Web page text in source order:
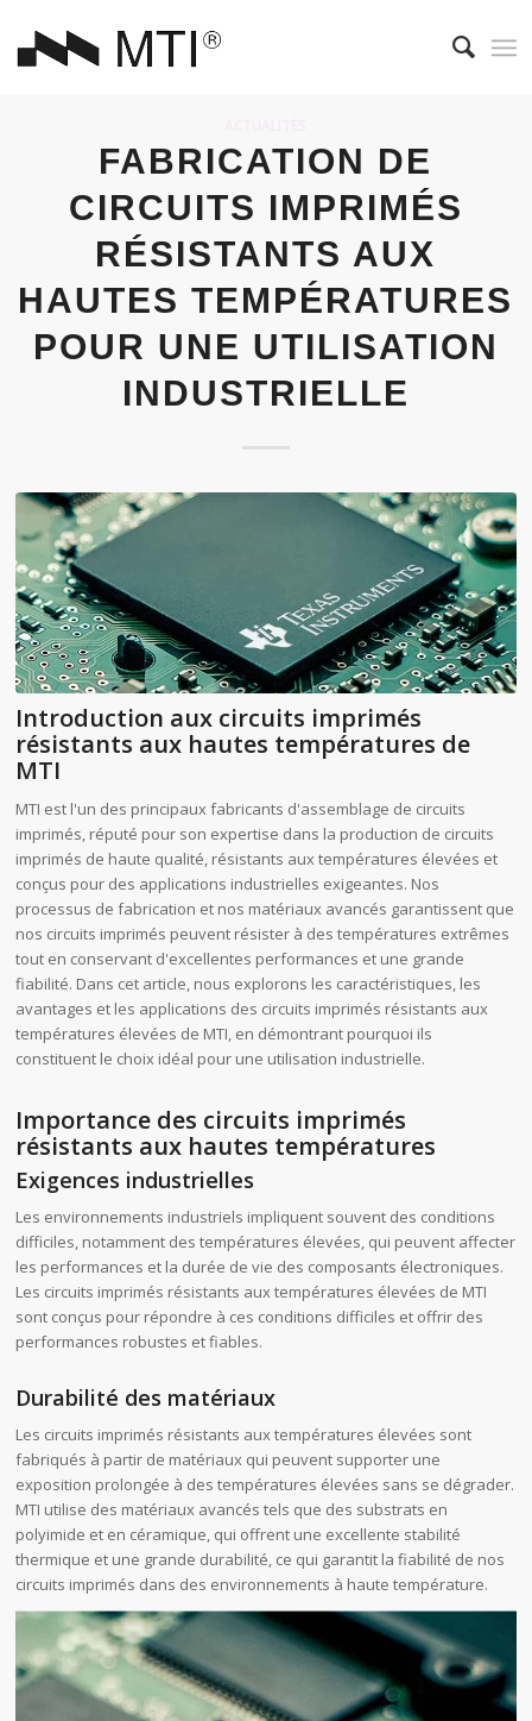
FABRICATION DE
CIRCUITS IMPRIMÉS
RÉSISTANTS AUX
HAUTES TEMPÉRATURES
POUR UNE UTILISATION
INDUSTRIELLE
Introduction aux circuits imprimés
résistants aux hautes températures de
MTI
MTI est l'un des principaux fabricants d'assemblage de circuits
imprimés, réputé pour son expertise dans la production de circuits
imprimés de haute qualité, résistants aux températures élevées et
conçus pour des applications industrielles exigeantes. Nos
processus de fabrication et nos matériaux avancés garantissent que
nos circuits imprimés peuvent résister à des températures extrêmes
tout en conservant d'excellentes performances et une grande
fiabilité. Dans cet article, nous explorons les caractéristiques, les
avantages et les applications des circuits imprimés résistants aux
températures élevées de MTI, en démontrant pourquoi ils
constituent le choix idéal pour une utilisation industrielle.
Importance des circuits imprimés
résistants aux hautes températures
Exigences industrielles
Les environnements industriels impliquent souvent des conditions
difficiles, notamment des températures élevées, qui peuvent affecter
les performances et la durée de vie des composants électroniques.
Les circuits imprimés résistants aux températures élevées de MTI
sont conçus pour répondre à ces conditions difficiles et offrir des
performances robustes et fiables.
Durabilité des matériaux
Les circuits imprimés résistants aux températures élevées sont
fabriqués à partir de matériaux qui peuvent supporter une
exposition prolongée à des températures élevées sans se dégrader.
MTI utilise des matériaux avancés tels que des substrats en
polyimide et en céramique, qui offrent une excellente stabilité
thermique et une grande durabilité, ce qui garantit la fiabilité de nos
circuits imprimés dans des environnements à haute température.